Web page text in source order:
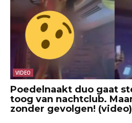
VIDEO
Poedelnaakt duo gaat
toog van nachtclub.
zonder gevolgen! (video)